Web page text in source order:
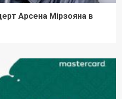
Арсена Мірзояна в